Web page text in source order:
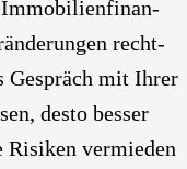
Immo­bi­li­en­fi­nan­
recht­
Gespräch mit Ihrer
des­to bes­ser
ver­mie­den